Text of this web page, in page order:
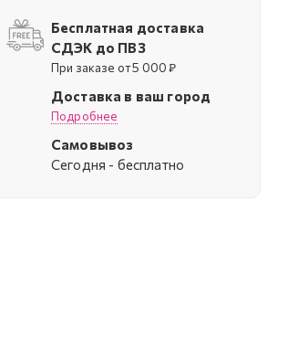
Бесплатная доставка
СДЭК до ПВЗ
При заказе от 5 000 ₽
Доставка в ваш город
Подробнее
Самовывоз
Cегодня - бесплатно